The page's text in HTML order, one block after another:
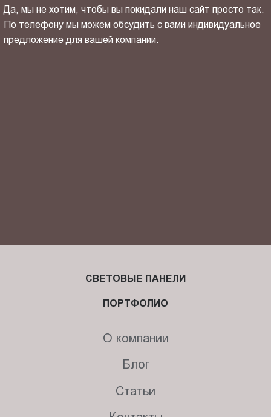
Да, мы не хотим, чтобы вы покидали наш сайт просто так.
По телефону мы можем обсудить с вами индивидуальное
предложение для вашей компании.
СВЕТОВЫЕ ПАНЕЛИ
ПОРТФОЛИО
О компании
Блог
Статьи